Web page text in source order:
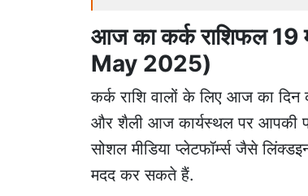
आज का कर्क राशिफल
May 2025)
कर्क राशि वालों के लिए आज का
और शैली आज कार्यस्थल पर आपकी
सोशल मीडिया प्लेटफॉर्म्स जैसे
मदद कर सकते हैं.